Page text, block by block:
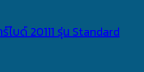
ไบด์ 20111 รุ่น Standard